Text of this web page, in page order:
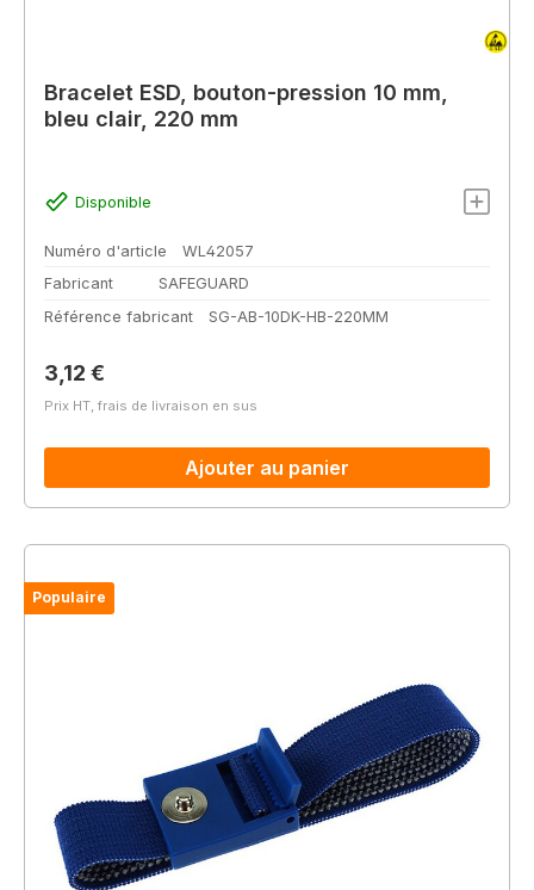
Bracelet ESD, bouton-pression 10 mm,
bleu clair, 220 mm
Disponible
Numéro d'article
WL42057
Fabricant
SAFEGUARD
Référence fabricant
SG-AB-10DK-HB-220MM
Prix régulier :
3,12 €
Prix HT, frais de livraison en sus
Ajouter au panier
Populaire